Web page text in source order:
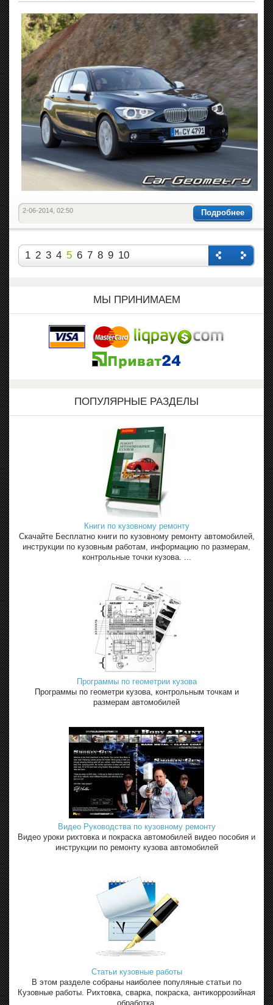
Подробнее
2-06-2014, 02:50
1 2 3 4 5 6 7 8 9 10
МЫ ПРИНИМАЕМ
ПОПУЛЯРНЫЕ РАЗДЕЛЫ
Книги по кузовному ремонту
Скачайте Бесплатно книги по кузовному ремонту автомобилей,
инструкции по кузовным работам, информацию по размерам,
контрольные точки кузова. ...
Программы по геометрии кузова
Программы по геометри кузова, контрольным точкам и
размерам автомобилей
Видео Руководства по кузовному ремонту
Видео уроки рихтовка и покраска автомобилей видео пособия и
инструкции по ремонту кузова автомобилей
Статьи кузовные работы
В этом разделе собраны наиболее популяные статьи по
Кузовные работы. Рихтовка, сварка, покраска, антикоррозийная
обработка.